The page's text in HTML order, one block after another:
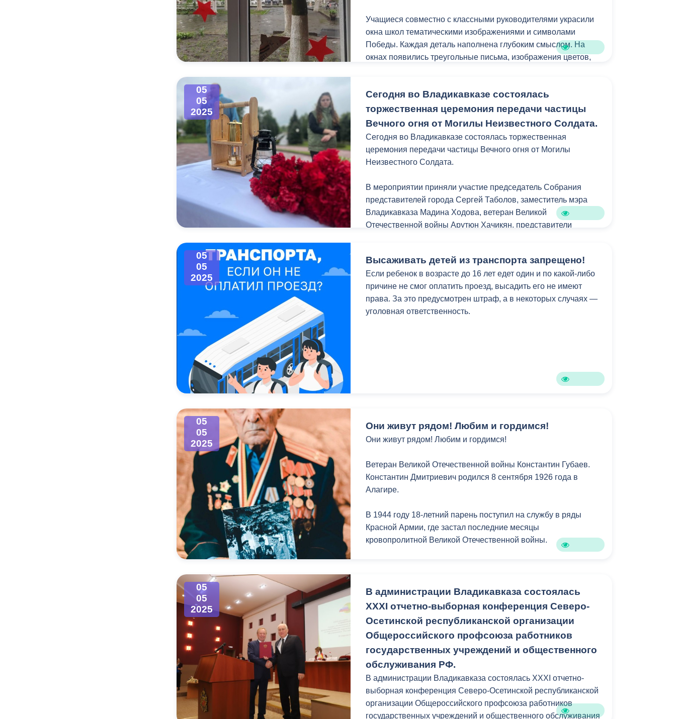
Учащиеся совместно с классными руководителями украсили
окна школ тематическими изображениями и символами
Победы. Каждая деталь наполнена глубоким смыслом. На
окнах появились треугольные письма, изображения цветов,
Как отметили в Управлении образования АМС Владикавказа,
такие акции помогают передать младшему поколению память
о тех, кто отстоял нашу свободу.
05
05
2025
Сегодня во Владикавказе состоялась
торжественная церемония передачи частицы
Вечного огня от Могилы Неизвестного Солдата.
Сегодня во Владикавказе состоялась торжественная
церемония передачи частицы Вечного огня от Могилы
Неизвестного Солдата.
В мероприятии приняли участие председатель Собрания
представителей города Сергей Таболов, заместитель мэра
Владикавказа Мадина Ходова, ветеран Великой
Отечественной войны Арутюн Хачикян, представители
учащиеся городских школ.
В республике частицу Вечного огня принесут также к стеле
«Город воинской славы» и к мемориалу «Эльхотовские
ворота».
Благодаря акции 80 Вечных огней одновременно вспыхнут по
05
05
2025
Высаживать детей из транспорта запрещено!
Если ребенок в возрасте до 16 лет едет один и по какой-либо
причине не смог оплатить проезд, высадить его не имеют
права. За это предусмотрен штраф, а в некоторых случаях —
уголовная ответственность.
05
05
2025
Они живут рядом! Любим и гордимся!
Они живут рядом! Любим и гордимся!
Ветеран Великой Отечественной войны Константин Губаев.
Константин Дмитриевич родился 8 сентября 1926 года в
Алагире.
В 1944 году 18-летний парень поступил на службу в ряды
Красной Армии, где застал последние месяцы
кровопролитной Великой Отечественной войны.
эшелоном нашего героя отправили на передовую.
Именно в этот момент по приказу Верховного
главнокомандующего Иосифа Сталина военных 1926 года
рождения сняли с эшелона и направили на учебу в Бакинское
пехотное училище. Среди них был и Константин Губаев.
Училище Константин Дмитриевич окончил в 1949 году. Служил
на Иранской границе, два года нес службу в полку имени
Иссы Плиева, который базировался в Азербайджане,
трудился на военной кафедре Бакинского университета.
05
05
2025
В администрации Владикавказа состоялась
XXXI отчетно-выборная конференция Северо-
Осетинской республиканской организации
Общероссийского профсоюза работников
государственных учреждений и общественного
обслуживания РФ.
В администрации Владикавказа состоялась XXXI отчетно-
выборная конференция Северо-Осетинской республиканской
организации Общероссийского профсоюза работников
государственных учреждений и общественного обслуживания